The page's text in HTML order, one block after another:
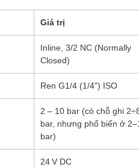
Giá trị
Inline, 3/2 NC (Normally
Closed)
Ren G1/4 (1/4") ISO
2 – 10 bar (có chỗ ghi
bar, nhưng phổ biến ở
bar)
24 V DC